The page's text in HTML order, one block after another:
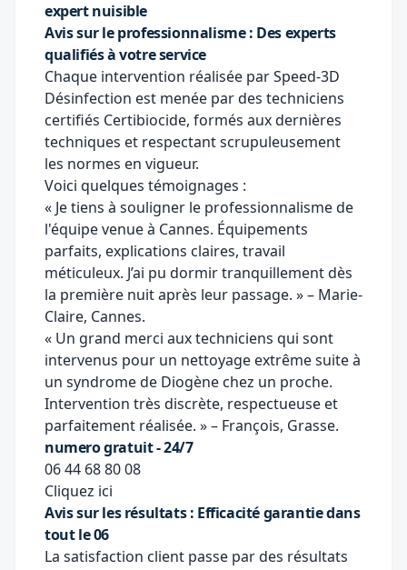
expert nuisible
Avis sur le professionnalisme : Des experts
qualifiés à votre service
Chaque intervention réalisée par Speed-3D
Désinfection est menée par des techniciens
certifiés Certibiocide, formés aux dernières
techniques et respectant scrupuleusement
les normes en vigueur.
Voici quelques témoignages :
« Je tiens à souligner le professionnalisme de
l'équipe venue à Cannes. Équipements
parfaits, explications claires, travail
méticuleux. J’ai pu dormir tranquillement dès
la première nuit après leur passage. » – Marie-
Claire, Cannes.
« Un grand merci aux techniciens qui sont
intervenus pour un nettoyage extrême suite à
un syndrome de Diogène chez un proche.
Intervention très discrète, respectueuse et
parfaitement réalisée. » – François, Grasse.
numero gratuit - 24/7
06 44 68 80 08
Cliquez ici
Avis sur les résultats : Efficacité garantie dans
tout le 06
La satisfaction client passe par des résultats